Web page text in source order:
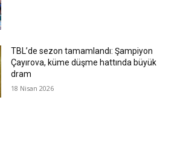
TBL’de sezon tamamlandı: Şampiyon
Çayırova, küme düşme hattında büyük
dram
18 Nisan 2026